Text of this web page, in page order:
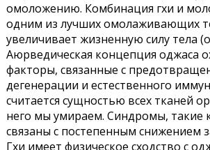
омоложению. Комбинация гхи и
одним из лучших омолаживающих
увеличивает жизненную силу тела
Аюрведическая концепция оджаса
факторы, связанные с
дегенерации и естественного
считается сущностью всех тканей
него мы умираем. Синдромы, такие
связаны с постепенным снижением
Гхи имеет физическое сходство с